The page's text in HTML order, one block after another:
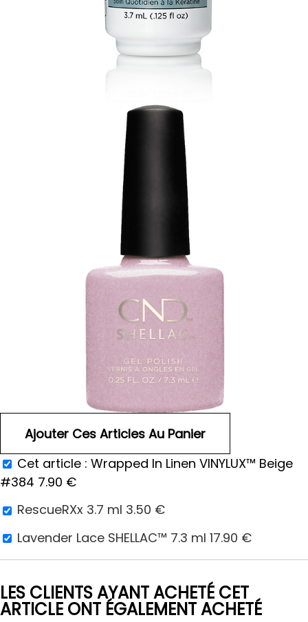
Cet article : Wrapped In Linen VINYLUX™ Beige
#384 7.90 €
RescueRXx 3.7 ml 3.50 €
Lavender Lace SHELLAC™ 7.3 ml 17.90 €
LES CLIENTS AYANT ACHETÉ CET
ARTICLE ONT ÉGALEMENT ACHETÉ